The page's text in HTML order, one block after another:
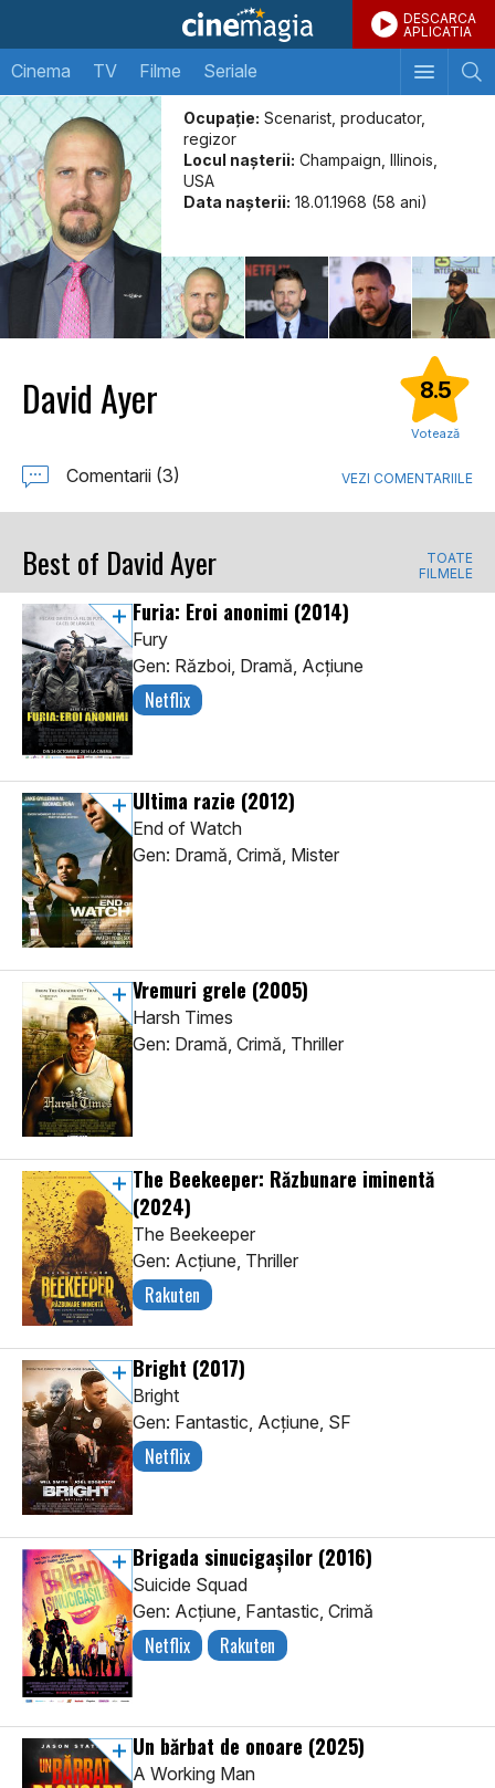
DESCARCA
APLICATIA
Cinema TV Filme Seriale
Ocupație: Scenarist, producator,
regizor
Locul naşterii: Champaign, Illinois,
USA
Data naşterii: 18.01.1968 (58 ani)
David Ayer 8.5
Votează
Comentarii (3) VEZI COMENTARIILE
Best of David Ayer
TOATE
FILMELE
Furia: Eroi anonimi (2014)
Fury
Gen: Război, Dramă, Acţiune
Netflix
Ultima razie (2012)
End of Watch
Gen: Dramă, Crimă, Mister
Vremuri grele (2005)
Harsh Times
Gen: Dramă, Crimă, Thriller
The Beekeeper: Răzbunare iminentă
(2024)
The Beekeeper
Gen: Acţiune, Thriller
Rakuten
Bright (2017)
Bright
Gen: Fantastic, Acţiune, SF
Netflix
Brigada sinucigașilor (2016)
Suicide Squad
Gen: Acţiune, Fantastic, Crimă
Netflix Rakuten
Un bărbat de onoare (2025)
A Working Man